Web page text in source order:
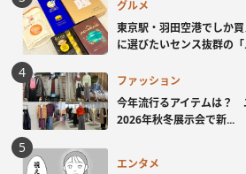
グルメ
東京駅・羽田空港でしか
に選びたいセンス抜群の「
ファッション
今年流行るアイテムは？
2026年秋冬展示会で新...
エンタメ